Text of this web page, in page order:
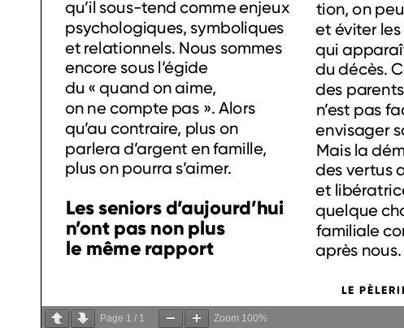
Page 1 / 1 Zoom 100%